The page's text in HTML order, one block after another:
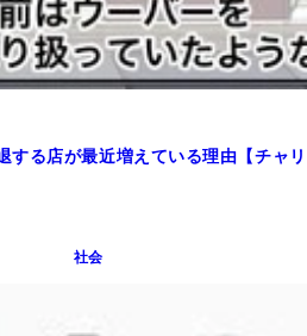
する店が最近増えている理由【チャリ
社会